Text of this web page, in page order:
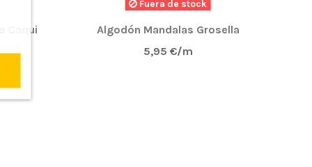
Caqui
Fuera de stock
Algodón Mandalas Grosella
5,95 €/m